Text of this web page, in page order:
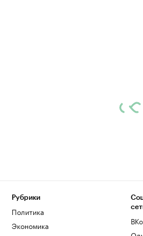
Рубрики
Политика
Экономика